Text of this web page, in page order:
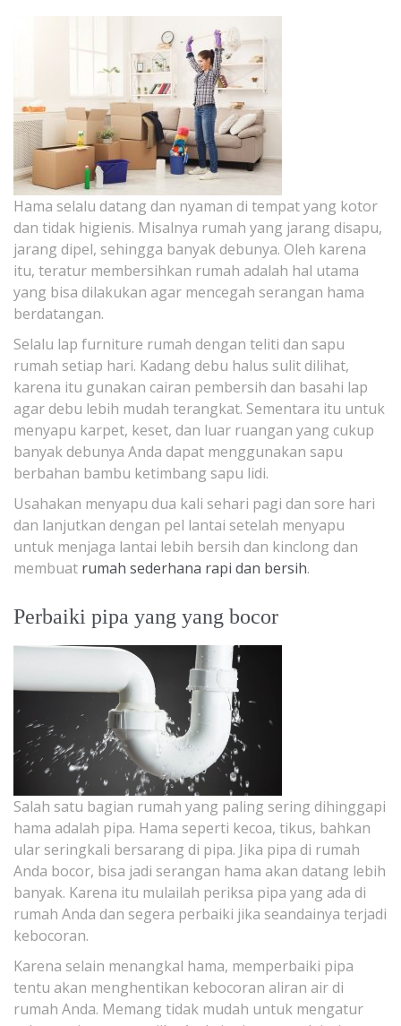
Hama selalu datang dan nyaman di tempat yang kotor
dan tidak higienis. Misalnya rumah yang jarang disapu,
jarang dipel, sehingga banyak debunya. Oleh karena
itu, teratur membersihkan rumah adalah hal utama
yang bisa dilakukan agar mencegah serangan hama
berdatangan.
Selalu lap furniture rumah dengan teliti dan sapu
rumah setiap hari. Kadang debu halus sulit dilihat,
karena itu gunakan cairan pembersih dan basahi lap
agar debu lebih mudah terangkat. Sementara itu untuk
menyapu karpet, keset, dan luar ruangan yang cukup
banyak debunya Anda dapat menggunakan sapu
berbahan bambu ketimbang sapu lidi.
Usahakan menyapu dua kali sehari pagi dan sore hari
dan lanjutkan dengan pel lantai setelah menyapu
untuk menjaga lantai lebih bersih dan kinclong dan
membuat rumah sederhana rapi dan bersih.
Perbaiki pipa yang yang bocor
Salah satu bagian rumah yang paling sering dihinggapi
hama adalah pipa. Hama seperti kecoa, tikus, bahkan
ular seringkali bersarang di pipa. Jika pipa di rumah
Anda bocor, bisa jadi serangan hama akan datang lebih
banyak. Karena itu mulailah periksa pipa yang ada di
rumah Anda dan segera perbaiki jika seandainya terjadi
kebocoran.
Karena selain menangkal hama, memperbaiki pipa
tentu akan menghentikan kebocoran aliran air di
rumah Anda. Memang tidak mudah untuk mengatur